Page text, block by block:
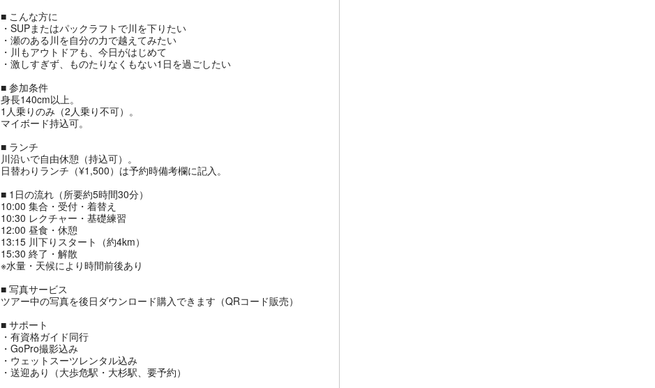
■ こんな方に
・SUPまたはパックラフトで川を下りたい
・瀬のある川を自分の力で越えてみたい
・川もアウトドアも、今日がはじめて
・激しすぎず、ものたりなくもない1日を過ごしたい
■ 参加条件
身長140cm以上。
1人乗りのみ（2人乗り不可）。
マイボード持込可。
■ ランチ
川沿いで自由休憩（持込可）。
日替わりランチ（¥1,500）は予約時備考欄に記入。
■ 1日の流れ（所要約5時間30分）
10:00 集合・受付・着替え
10:30 レクチャー・基礎練習
12:00 昼食・休憩
13:15 川下りスタート（約4km）
15:30 終了・解散
※水量・天候により時間前後あり
■ 写真サービス
ツアー中の写真を後日ダウンロード購入できます（QRコード販売）
■ サポート
・有資格ガイド同行
・GoPro撮影込み
・ウェットスーツレンタル込み
・送迎あり（大歩危駅・大杉駅、要予約）